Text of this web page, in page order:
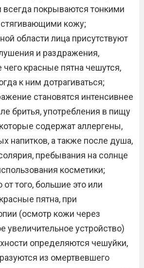
всегда покрываются тонкими
кожу;
области лица присутствуют
и раздражения,
чего красные пятна чешутся,
к ним дотрагиваться;
становятся интенсивнее
бритья, употребления в пищу
содержат аллергены,
напитков, а также после душа,
пребывания на солнце
косметики;
того, большие это или
пятна, при
(осмотр кожи через
увеличительное устройство)
определяются чешуйки,
из омертвевшего